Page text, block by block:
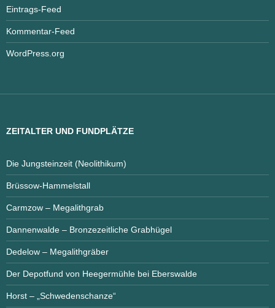
Eintrags-Feed
Kommentar-Feed
WordPress.org
ZEITALTER UND FUNDPLÄTZE
Die Jungsteinzeit (Neolithikum)
Brüssow-Hammelstall
Carmzow – Megalithgrab
Dannenwalde – Bronzezeitliche Grabhügel
Dedelow – Megalithgräber
Der Depotfund von Heegermühle bei Eberswalde
Horst – „Schwedenschanze“